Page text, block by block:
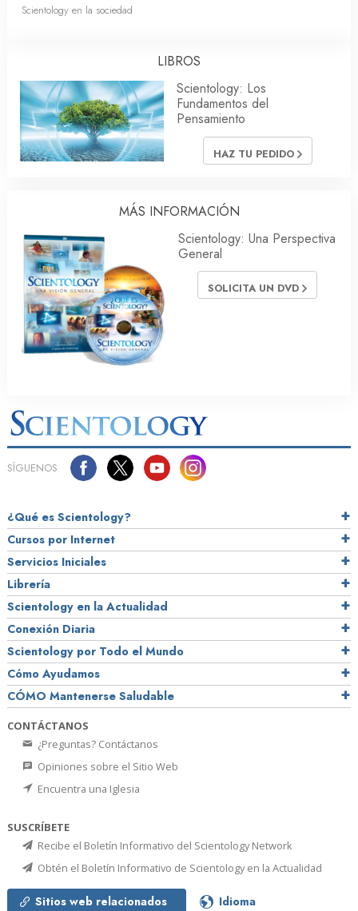
Scientology en la sociedad
LIBROS
Scientology: Los
Fundamentos del
Pensamiento
HAZ TU PEDIDO
MÁS INFORMACIÓN
Scientology: Una Perspectiva
General
SOLICITA UN DVD
SÍGUENOS
¿Qué es Scientology?
Cursos por Internet
Servicios Iniciales
Librería
Scientology en la Actualidad
Conexión Diaria
Scientology por Todo el Mundo
Cómo Ayudamos
CÓMO Mantenerse Saludable
CONTÁCTANOS
¿Preguntas? Contáctanos
Opiniones sobre el Sitio Web
Encuentra una Iglesia
SUSCRÍBETE
Recibe el Boletín Informativo del Scientology Network
Obtén el Boletín Informativo de Scientology en la Actualidad
Sitios web relacionados Idioma